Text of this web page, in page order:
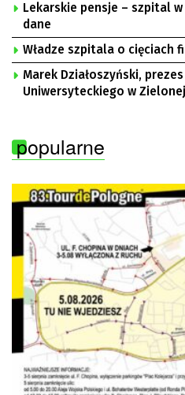
Lekarskie pensje – szpital
dane
Władze szpitala o cięciach
Marek Działoszyński,
Uniwersyteckiego w
popularne